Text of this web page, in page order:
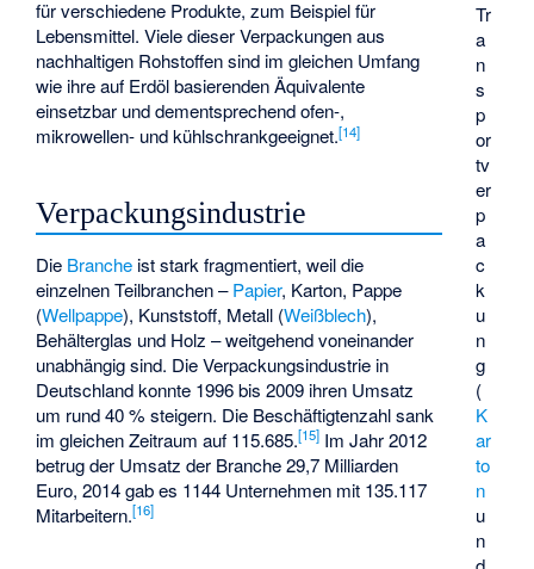
Tr
a
n
s
p
or
tv
er
p
a
c
k
u
n
g
(
K
ar
to
n
u
n
für verschiedene Produkte, zum Beispiel für
Lebensmittel. Viele dieser Verpackungen aus
nachhaltigen Rohstoffen sind im gleichen Umfang
wie ihre auf Erdöl basierenden Äquivalente
einsetzbar und dementsprechend ofen-,
mikrowellen- und kühlschrankgeeignet.[14]
Verpackungsindustrie
Die Branche ist stark fragmentiert, weil die
einzelnen Teilbranchen –Papier, Karton, Pappe
(Wellpappe), Kunststoff, Metall (Weißblech),
Behälterglas und Holz – weitgehend voneinander
unabhängig sind. Die Verpackungsindustrie in
Deutschland konnte 1996 bis 2009 ihren Umsatz
um rund 40 % steigern. Die Beschäftigtenzahl sank
im gleichen Zeitraum auf 115.685.[15] Im Jahr 2012
betrug der Umsatz der Branche 29,7 Milliarden
Euro, 2014 gab es 1144 Unternehmen mit 135.117
Mitarbeitern.[16]